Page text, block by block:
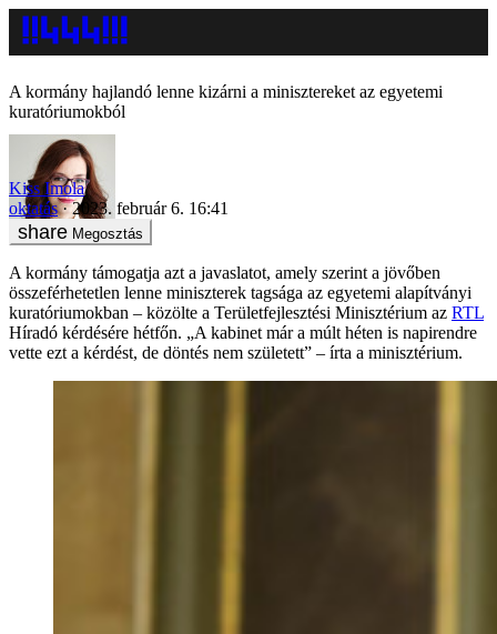
A kormány hajlandó lenne kizárni a minisztereket az egyetemi
kuratóriumokból
Kiss Imola
oktatás
2023. február 6. 16:41
Megosztás
A kormány támogatja azt a javaslatot, amely szerint a jövőben
összeférhetetlen lenne miniszterek tagsága az egyetemi alapítványi
kuratóriumokban – közölte a Területfejlesztési Minisztérium az RTL
Híradó kérdésére hétfőn. „A kabinet már a múlt héten is napirendre
vette ezt a kérdést, de döntés nem született” – írta a minisztérium.